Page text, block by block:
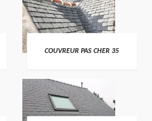
COUVREUR PAS CHER 35